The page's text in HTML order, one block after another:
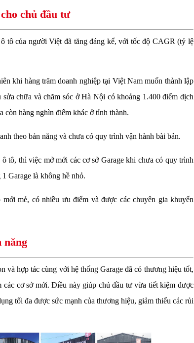
chủ đầu tư
tô của người Việt đã tăng đáng kể, với tốc độ CAGR (tỷ lệ
khi hàng trăm doanh nghiệp tại Việt Nam muốn thành lập
chữa và chăm sóc ở Hà Nội có khoảng 1.400 điểm dịch
hàng nghìn điểm khác ở tỉnh thành.
theo bản năng và chưa có quy trình vận hành bài bản.
tô, thì việc mở mới các cơ sở Garage khi chưa có quy trình
Garage là không hề nhỏ.
mẻ, có nhiều ưu điểm và được các chuyên gia khuyến
năng
và hợp tác cùng với hệ thống Garage đã có thương hiệu tốt,
các cơ sở mới. Điều này giúp chủ đầu tư vừa tiết kiệm được
tối đa được sức mạnh của thương hiệu, giảm thiểu các rủi